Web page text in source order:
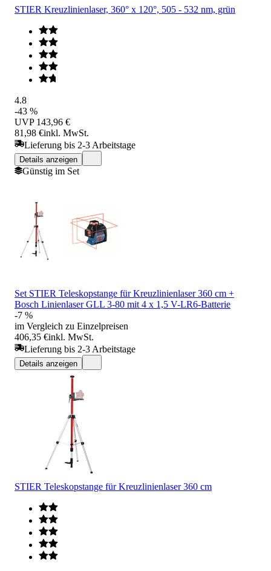
STIER Kreuzlinienlaser, 360° x 120°, 505 - 532 nm, grün
4.8
-43 %
UVP 143,96 €
81,98 €inkl. MwSt.
Lieferung bis 2-3 Arbeitstage
Details anzeigen
Günstig im Set
Set STIER Teleskopstange für Kreuzlinienlaser 360 cm +
Bosch Linienlaser GLL 3-80 mit 4 x 1,5 V-LR6-Batterie
-7 %
im Vergleich zu Einzelpreisen
406,35 €inkl. MwSt.
Lieferung bis 2-3 Arbeitstage
Details anzeigen
STIER Teleskopstange für Kreuzlinienlaser 360 cm